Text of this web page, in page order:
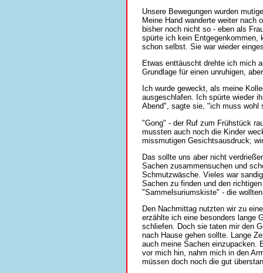
Unsere Bewegungen wurden
Meine Hand wanderte weiter nach
bisher noch nicht so - eben als
spürte ich kein Entgegenkommen,
schon selbst. Sie war wieder
Etwas enttäuscht drehte ich mich
Grundlage für einen unruhigen,
Ich wurde geweckt, als meine
ausgeschlafen. Ich spürte wieder
Abend", sagte sie, "ich muss wohl
"Gong" - der Ruf zum Frühstück
mussten auch noch die Kinder
missmutigen Gesichtsausdruck;
Das sollte uns aber nicht
Sachen zusammensuchen und
Schmutzwäsche. Vieles war
Sachen zu finden und den
"Sammelsuriumskiste" - die
Den Nachmittag nutzten wir zu
erzählte ich eine besonders lange
schliefen. Doch sie taten mir den
nach Hause gehen sollte. Lange
auch meine Sachen einzupacken.
vor mich hin, nahm mich in den
müssen doch noch die gut